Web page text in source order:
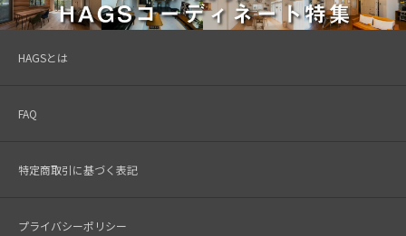
HAGSとは
FAQ
特定商取引に基づく表記
プライバシーポリシー